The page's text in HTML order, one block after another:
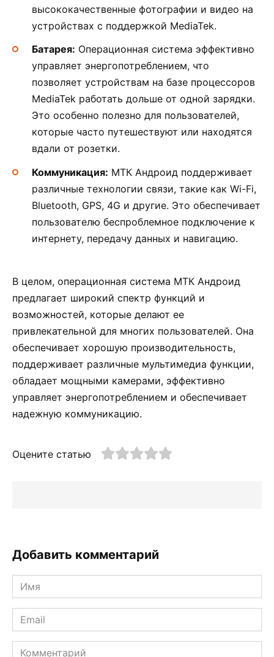
высококачественные фотографии и видео на
устройствах с поддержкой MediaTek.
Батарея: Операционная система эффективно
управляет энергопотреблением, что
позволяет устройствам на базе процессоров
MediaTek работать дольше от одной зарядки.
Это особенно полезно для пользователей,
которые часто путешествуют или находятся
вдали от розетки.
Коммуникация: МТК Андроид поддерживает
различные технологии связи, такие как Wi-Fi,
Bluetooth, GPS, 4G и другие. Это обеспечивает
пользователю беспроблемное подключение к
интернету, передачу данных и навигацию.
В целом, операционная система МТК Андроид
предлагает широкий спектр функций и
возможностей, которые делают ее
привлекательной для многих пользователей. Она
обеспечивает хорошую производительность,
поддерживает различные мультимедиа функции,
обладает мощными камерами, эффективно
управляет энергопотреблением и обеспечивает
надежную коммуникацию.
Оцените статью
Добавить комментарий
Имя
*
Email
*
Комментарий